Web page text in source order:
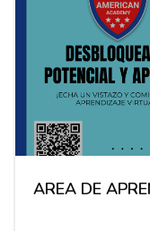
AREA DE